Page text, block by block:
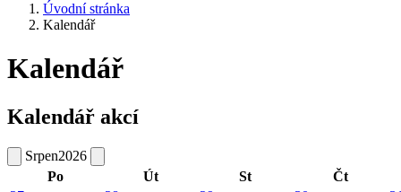
Úvodní stránka
Kalendář
Kalendář
Kalendář akcí
Srpen2026
Po
Út St
Čt